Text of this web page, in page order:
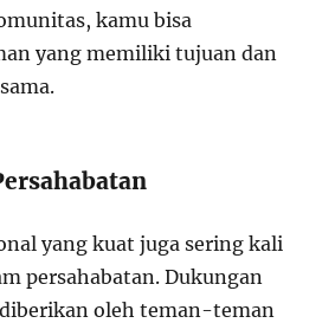
kamu bisa
yang memiliki tujuan dan
yang kuat juga sering kali
persahabatan. Dukungan
oleh teman-teman